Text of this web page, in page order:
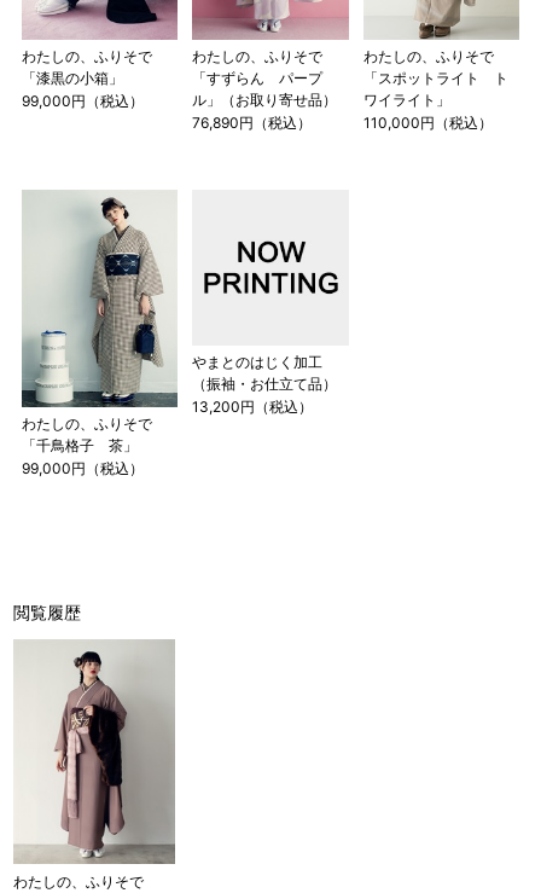
店舗一覧はこちら
わたしの、ふりそで
「漆黒の小箱」
99,000円（税込）
わたしの、ふりそで
「すずらん パープ
ル」（お取り寄せ品）
76,890円（税込）
わたしの、ふりそで
「スポットライト ト
ワイライト」
110,000円（税込）
わたしの、ふりそで
「千鳥格子 茶」
99,000円（税込）
やまとのはじく加工
（振袖・お仕立て品）
13,200円（税込）
閲覧履歴
わたしの、ふりそで